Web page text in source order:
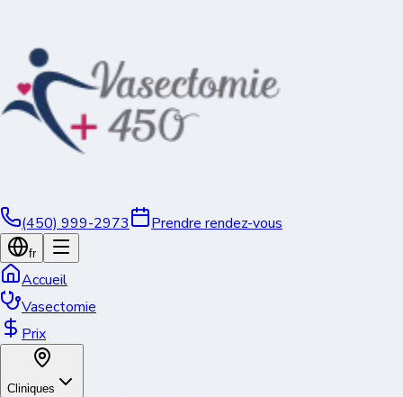
(450) 999-2973 Prendre rendez-vous
fr
Accueil
Vasectomie
Prix
Cliniques